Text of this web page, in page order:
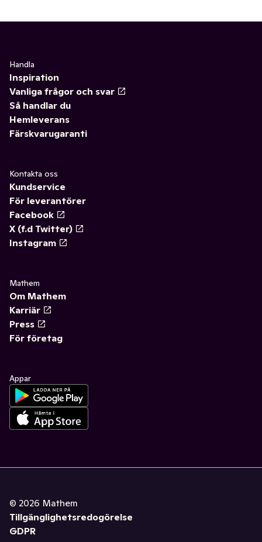
Handla
Inspiration
Vanliga frågor och svar
Så handlar du
Hemleverans
Färskvarugaranti
Kontakta oss
Kundservice
För leverantörer
Facebook
X (f.d Twitter)
Instagram
Mathem
Om Mathem
Karriär
Press
För företag
Appar
© 2026 Mathem
Tillgänglighetsredogörelse
GDPR